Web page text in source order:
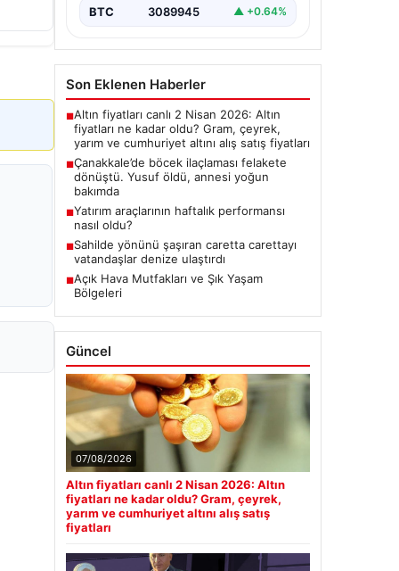
BTC 3089945 ▲ +0.64%
Son Eklenen Haberler
■Altın fiyatları canlı 2 Nisan 2026: Altın
fiyatları ne kadar oldu? Gram, çeyrek,
yarım ve cumhuriyet altını alış satış fiyatları
■Çanakkale’de böcek ilaçlaması felakete
dönüştü. Yusuf öldü, annesi yoğun
bakımda
■Yatırım araçlarının haftalık performansı
nasıl oldu?
■Sahilde yönünü şaşıran caretta carettayı
vatandaşlar denize ulaştırdı
■Açık Hava Mutfakları ve Şık Yaşam
Bölgeleri
Güncel
07/08/2026
Altın fiyatları canlı 2 Nisan 2026: Altın
fiyatları ne kadar oldu? Gram, çeyrek,
yarım ve cumhuriyet altını alış satış
fiyatları